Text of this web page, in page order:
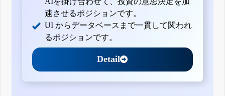
速させるポジションです。
UI からデータベースまで一貫して関われ
るポジションです。
Detail